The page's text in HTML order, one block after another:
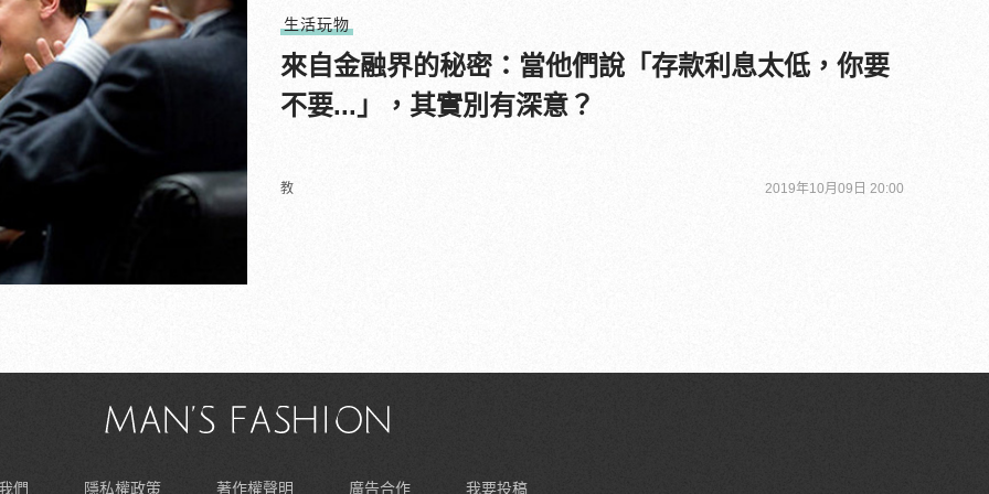
生活玩物
來自金融界的秘密：當他們說「存款利息太低，你要
不要...」，其實別有深意？
教 2019年10月09日 20:00
們 隱私權政策 著作權聲明 廣告合作 我要投稿